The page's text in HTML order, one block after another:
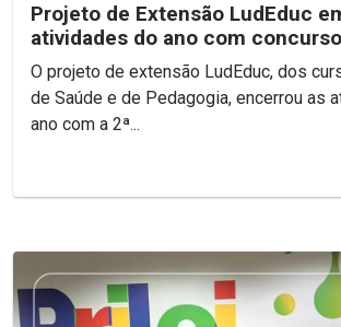
Projeto de Extensão LudEduc
atividades do ano com
O projeto de extensão LudEduc, dos
de Saúde e de Pedagogia, encerrou as
ano com a 2ª...